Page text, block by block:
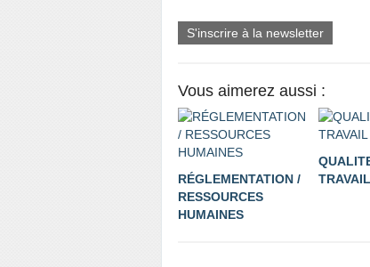
S'inscrire à la newsletter
Vous aimerez aussi :
RÉGLEMENTATION /
RESSOURCES
HUMAINES
TRAVAIL